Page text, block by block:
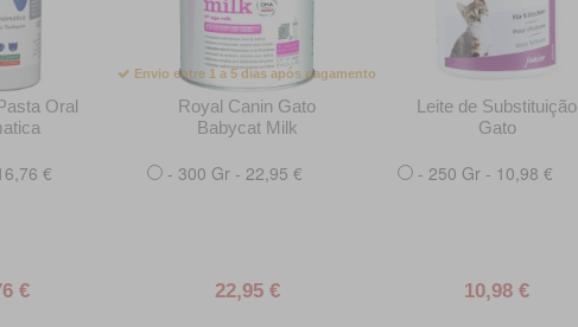
Oral
€
€
Envio entre 1 a 5 dias após pagamento
Royal Canin Gato
Babycat Milk
- 300 Gr - 22,95 €
22,95 €
Leite de Substituição
Gato
- 250 Gr - 10,98 €
10,98 €